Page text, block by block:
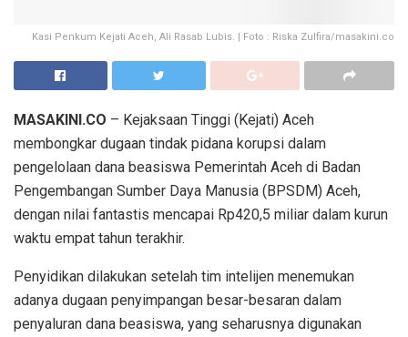
Kasi Penkum Kejati Aceh, Ali Rasab Lubis. | Foto : Riska Zulfira/masakini.co
MASAKINI.CO – Kejaksaan Tinggi (Kejati) Aceh
membongkar dugaan tindak pidana korupsi dalam
pengelolaan dana beasiswa Pemerintah Aceh di Badan
Pengembangan Sumber Daya Manusia (BPSDM) Aceh,
dengan nilai fantastis mencapai Rp420,5 miliar dalam kurun
waktu empat tahun terakhir.
Penyidikan dilakukan setelah tim intelijen menemukan
adanya dugaan penyimpangan besar-besaran dalam
penyaluran dana beasiswa, yang seharusnya digunakan